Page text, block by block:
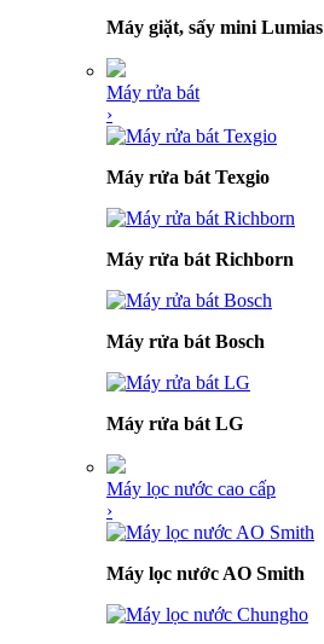
Máy giặt, sấy mini Lumias
Máy rửa bát
›
Máy rửa bát Texgio
Máy rửa bát Richborn
Máy rửa bát Bosch
Máy rửa bát LG
Máy lọc nước cao cấp
›
Máy lọc nước AO Smith